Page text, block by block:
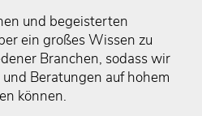
und begeisterten
ein großes Wissen zu
Branchen, sodass wir
Beratungen auf hohem
können.